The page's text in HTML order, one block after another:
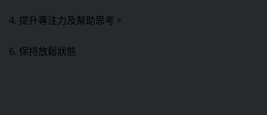
4. 提升專注力及幫助思考。
6. 保持放鬆狀態